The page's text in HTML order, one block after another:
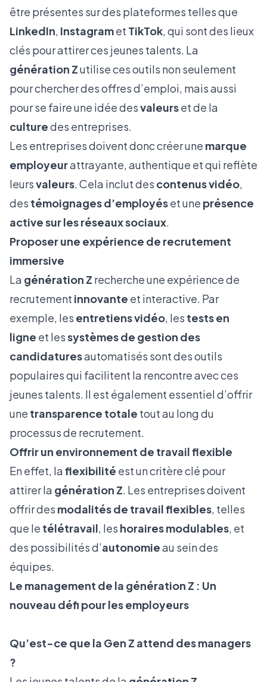
être présentes sur des plateformes telles que
LinkedIn, Instagramet TikTok, qui sont des lieux
clés pour attirer ces jeunes talents. La
génération Zutilise ces outils non seulement
pour chercher des offres d’emploi, mais aussi
pour se faire une idée desvaleurset de la
culturedes entreprises.
Les entreprises doivent donc créer une marque
employeurattrayante, authentique et qui reflète
leursvaleurs. Cela inclut des contenus vidéo,
des témoignages d’employéset une présence
active sur les réseaux sociaux.
Proposer une expérience de recrutement
immersive
La génération Z recherche une expérience de
recrutement innovante et interactive. Par
exemple, les entretiens vidéo, les tests en
ligne et lessystèmes de gestion des
candidaturesautomatisés sont des outils
populaires qui facilitent la rencontre avec ces
jeunes talents. Il est également essentiel d’offrir
une transparence totale tout au long du
processus de recrutement.
Offrir un environnement de travail flexible
En effet, laflexibilité est un critère clé pour
attirer la génération Z. Les entreprises doivent
offrir des modalités de travail flexibles, telles
que le télétravail, les horaires modulables, et
des possibilités d’autonomieau sein des
équipes.
Le management de la génération Z : Un
nouveau défi pour les employeurs
Qu’est-ce que la Gen Z attend des managers
?